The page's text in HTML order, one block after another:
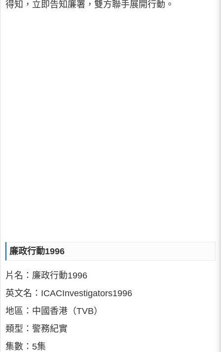
得知，立即告知廉署，雙方聯手展開行動。
廉政行動1996
片名：廉政行動1996
英文名：ICACInvestigators1996
地區：中國香港（TVB）
類型：警務紀實
集數：5集